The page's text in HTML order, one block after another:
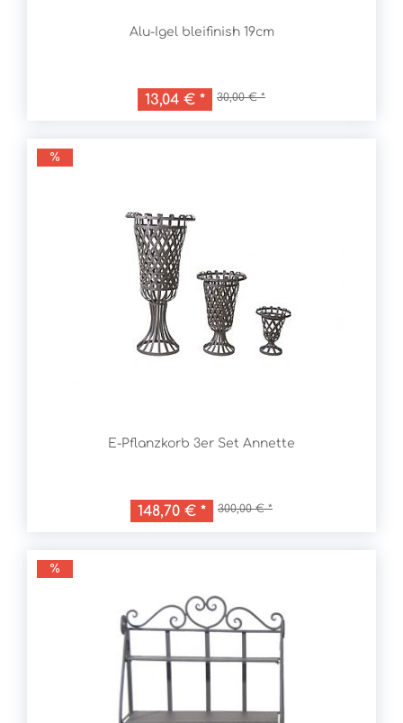
Alu-Igel bleifinish 19cm
30,00 € *
13,04 € *
E-Pflanzkorb 3er Set Annette
300,00 € *
148,70 € *